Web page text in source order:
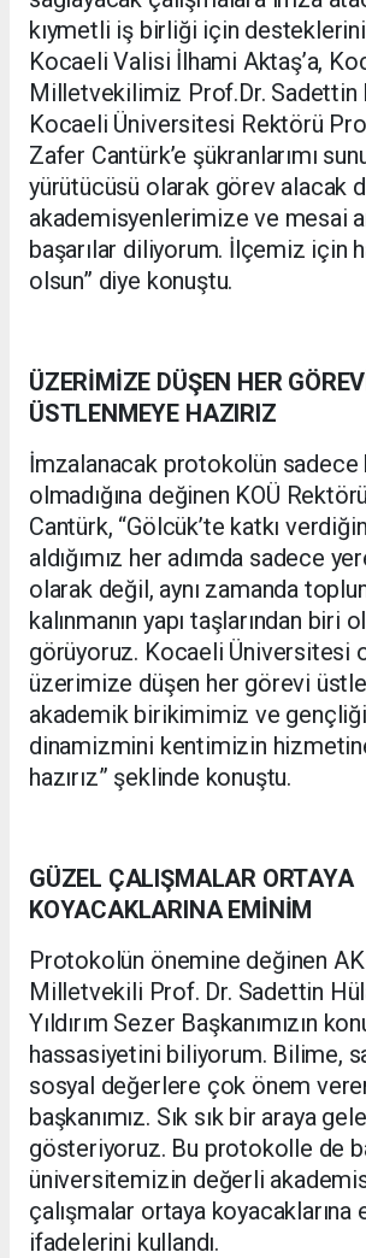
kıymetli iş birliği için
Kocaeli Valisi İlhami Aktaş’a,
Milletvekilimiz Prof.Dr. Sadettin
Kocaeli Üniversitesi Rektörü
Zafer Cantürk’e şükranlarımı
yürütücüsü olarak görev alacak
akademisyenlerimize ve mesai
başarılar diliyorum. İlçemiz için
olsun” diye konuştu.
ÜZERİMİZE DÜŞEN HER
ÜSTLENMEYE HAZIRIZ
İmzalanacak protokolün sadece
olmadığına değinen KOÜ
Cantürk, “Gölcük’te katkı
aldığımız her adımda sadece
olarak değil, aynı zamanda
kalınmanın yapı taşlarından biri
görüyoruz. Kocaeli Üniversitesi
üzerimize düşen her görevi
akademik birikimimiz ve
dinamizmini kentimizin
hazırız” şeklinde konuştu.
GÜZEL ÇALIŞMALAR ORTAYA
KOYACAKLARINA EMİNİM
Protokolün önemine değinen
Milletvekili Prof. Dr. Sadettin
Yıldırım Sezer Başkanımızın
hassasiyetini biliyorum. Bilime,
sosyal değerlere çok önem
başkanımız. Sık sık bir araya
gösteriyoruz. Bu protokolle de
üniversitemizin değerli
çalışmalar ortaya koyacaklarına
ifadelerini kullandı.